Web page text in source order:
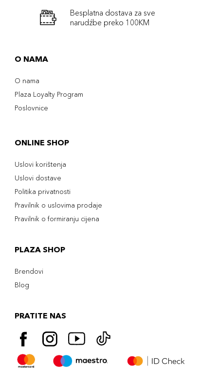
Besplatna dostava za sve
narudźbe preko 100KM
O NAMA
O nama
Plaza Loyalty Program
Poslovnice
ONLINE SHOP
Uslovi korištenja
Uslovi dostave
Politika privatnosti
Pravilnik o uslovima prodaje
Pravilnik o formiranju cijena
PLAZA SHOP
Brendovi
Blog
PRATITE NAS